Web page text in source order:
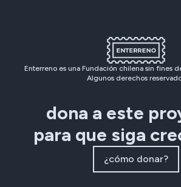
Enterreno es una Fundación chilena sin fines
Algunos derechos
dona a este
para que siga
¿cómo donar?